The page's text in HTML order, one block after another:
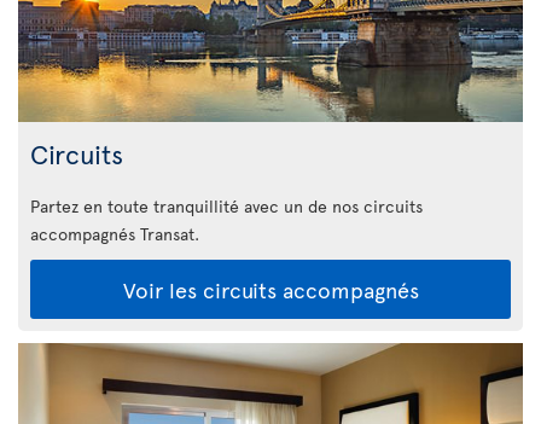
Circuits
Partez en toute tranquillité avec un de nos circuits
accompagnés Transat.
Voir les circuits accompagnés